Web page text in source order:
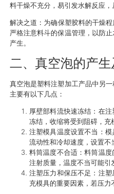
料干燥不充分，易引发水解反应，
解决之道： 为确保塑胶料的干燥
严格注意料斗的保温管理，以防
产生。
二、真空泡的产生
真空泡是塑料注塑加工产品中另
主要有以下几点：
厚壁部料流快速冻结：在
冻结，收缩将受到阻碍，充
注塑模具温度设置不当：
流动性和冷却速度，设置不
料筒温度不合适：料筒温
注射质量，温度不当可能引
注塑压力和保压不足：注
充模具的重要因素，若压力